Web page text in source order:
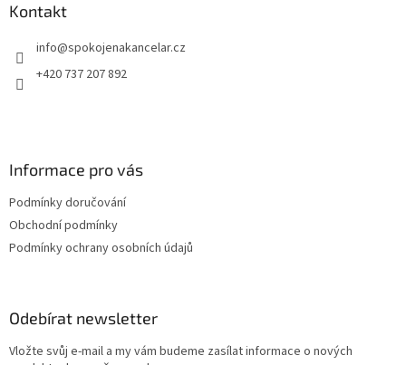
Kontakt
info@spokojenakancelar.cz
+420 737 207 892
Informace pro vás
Podmínky doručování
Obchodní podmínky
Podmínky ochrany osobních údajů
Odebírat newsletter
Vložte svůj e-mail a my vám budeme zasílat informace o nových